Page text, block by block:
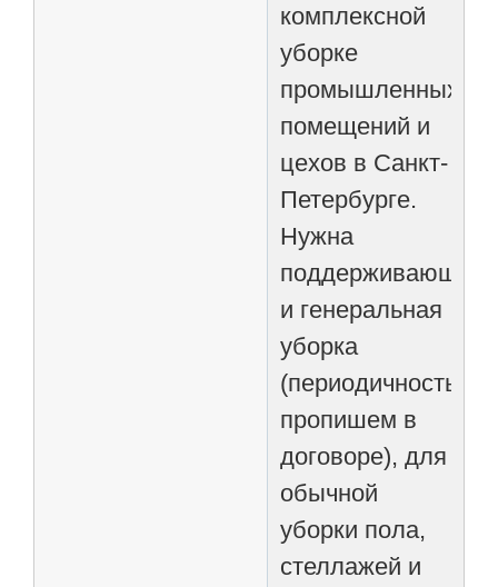
комплексной
уборке
промышленных
помещений и
цехов в Санкт-
Петербурге.
Нужна
поддерживающая
и генеральная
уборка
(периодичность
пропишем в
договоре), для
обычной
уборки пола,
стеллажей и